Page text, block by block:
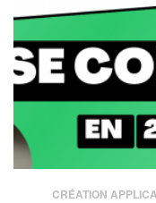
échouent »
CRÉATION